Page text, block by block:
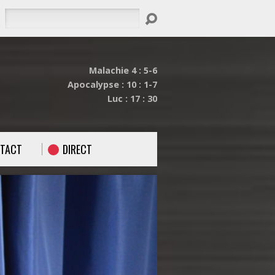
Malachie 4 : 5-6
Apocalypse : 10 : 1-7
Luc : 17 : 30
DIRECT